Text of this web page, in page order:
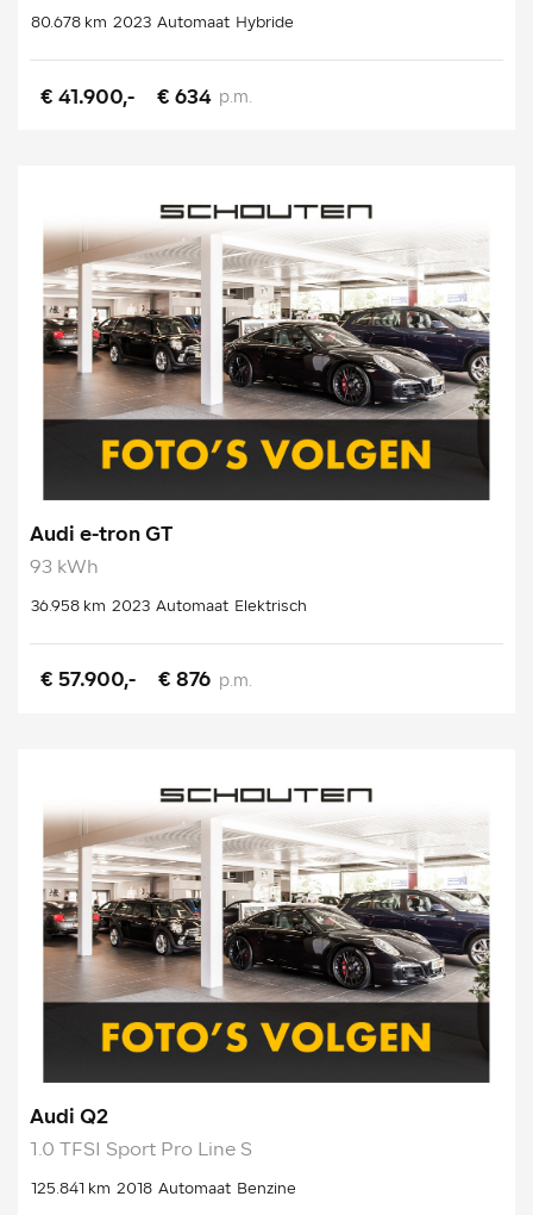
80.678 km 2023 Automaat Hybride
€ 41.900,- € 634 p.m.
Audi e-tron GT
93 kWh
36.958 km 2023 Automaat Elektrisch
€ 57.900,- € 876 p.m.
Audi Q2
1.0 TFSI Sport Pro Line S
125.841 km 2018 Automaat Benzine